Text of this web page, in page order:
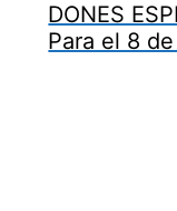
DONES
Para el 8